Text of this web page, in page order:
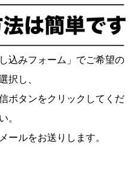
込みフォーム」でご希望の
択し、
ボタンをクリックしてくだ
。
ールをお送りします。